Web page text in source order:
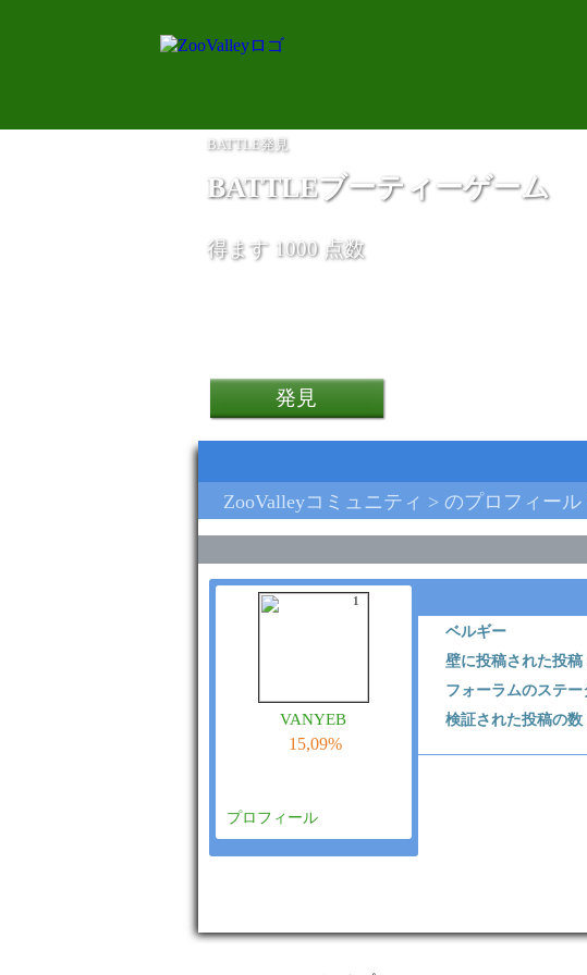
BATTLE発見
BATTLEブーティーゲーム
得ます 1000 点数
発見
ZooValleyコミュニティ > のプロフィール
1
vanyeb
15,09%
プロフィール
ベルギー
壁に投稿された投稿
フォーラムのステー
検証された投稿の数